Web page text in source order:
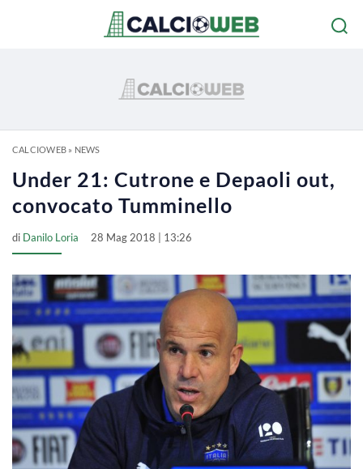
CALCIOWEB» NEWS
Under 21: Cutrone e Depaoli out,
convocato Tumminello
di Danilo Loria 28 Mag 2018 | 13:26